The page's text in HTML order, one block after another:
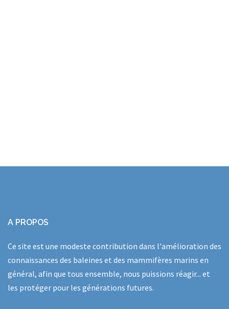
A PROPOS
Ce site est une modeste contribution dans l'amélioration des
connaissances des baleines et des mammifères marins en
général, afin que tous ensemble, nous puissions réagir... et
les protéger pour les générations futures.